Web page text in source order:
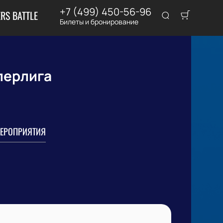
BATTLE +7 (499) 450-56-96
Билеты и бронирование